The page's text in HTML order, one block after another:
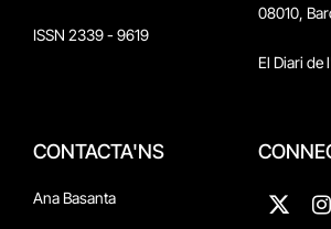
ISSN 2339 - 9619
08010,
El Diari de
CONTACTA'NS
Ana Basanta
X